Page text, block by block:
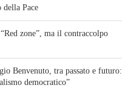
della Pace
zone”, ma il contraccolpo
Benvenuto, tra passato e futuro:
democratico”